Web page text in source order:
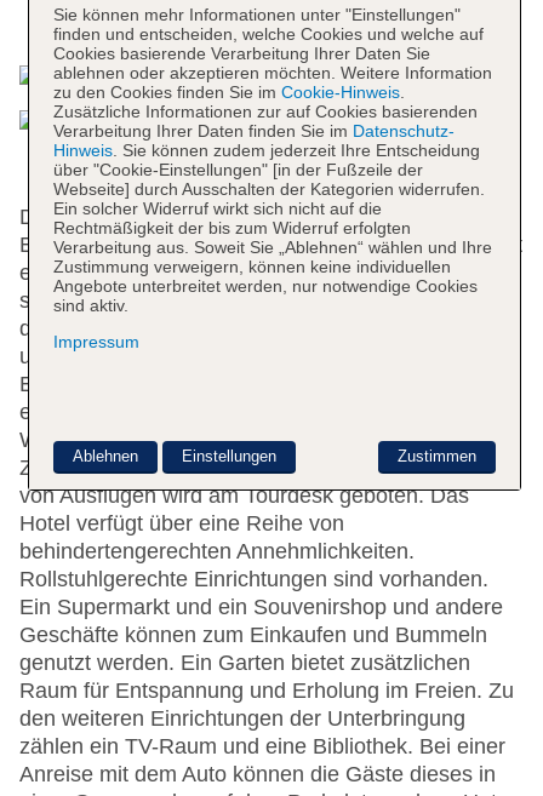
Das bietet Ihre Unterkunft
Der Komplex bietet 187 Zimmer, 9 Suiten, 50
Einzel- und 119 Doppelzimmer auf 4 Etagen, die mit
einem Aufzug erreichbar sind. Rund um die Uhr
steht den Gästen englischsprachiges Personal an
der Rezeption mit Tat und Rat zur Seite, das Ein-
und Auschecken ist 24 h am Tag möglich. Die
Einrichtung der Anlage umfasst eine Garderobe,
eine Gepäckaufbewahrung, einen Safe und eine
Wechselstube. Per WLAN erhalten die Gäste
Zugang zum Internet. Hilfestellung bei der Buchung
von Ausflügen wird am Tourdesk geboten. Das
Hotel verfügt über eine Reihe von
behindertengerechten Annehmlichkeiten.
Rollstuhlgerechte Einrichtungen sind vorhanden.
Ein Supermarkt und ein Souvenirshop und andere
Geschäfte können zum Einkaufen und Bummeln
genutzt werden. Ein Garten bietet zusätzlichen
Raum für Entspannung und Erholung im Freien. Zu
den weiteren Einrichtungen der Unterbringung
zählen ein TV-Raum und eine Bibliothek. Bei einer
Anreise mit dem Auto können die Gäste dieses in
Sie können mehr Informationen unter "Einstellungen"
finden und entscheiden, welche Cookies und welche auf
Cookies basierende Verarbeitung Ihrer Daten Sie
ablehnen oder akzeptieren möchten. Weitere Information
zu den Cookies finden Sie im Cookie-Hinweis.
Zusätzliche Informationen zur auf Cookies basierenden
Verarbeitung Ihrer Daten finden Sie im Datenschutz-
Hinweis. Sie können zudem jederzeit Ihre Entscheidung
über "Cookie-Einstellungen" [in der Fußzeile der
Webseite] durch Ausschalten der Kategorien widerrufen.
Ein solcher Widerruf wirkt sich nicht auf die
Rechtmäßigkeit der bis zum Widerruf erfolgten
Verarbeitung aus. Soweit Sie „Ablehnen“ wählen und Ihre
Zustimmung verweigern, können keine individuellen
Angebote unterbreitet werden, nur notwendige Cookies
sind aktiv.
Impressum
Zustimmen
Ablehnen Einstellungen